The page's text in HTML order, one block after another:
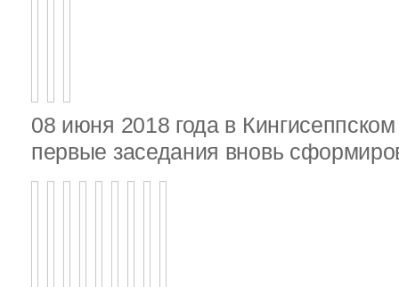
08 июня 2018 года в
первые заседания вновь